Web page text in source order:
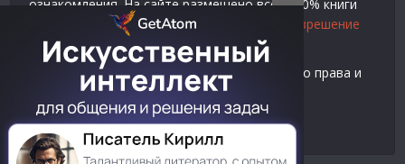
ознакомления. На сайте размещено всего 20% книги
взятой у нашего партнера Официальное разрешение
на использование материалов Litres.
Контакты для связи по вопросам авторского права и
рекламы:
E-mail:admin@lifeinbooks.net